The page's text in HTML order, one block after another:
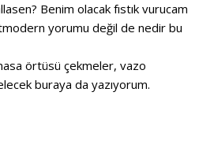
Benim olacak fıstık vurucam
yorumu değil de nedir bu
örtüsü çekmeler, vazo
buraya da yazıyorum.